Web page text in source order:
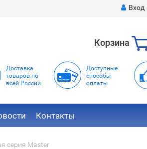
Вход
Корзина
Доставка
товаров по
всей России
Доступные
способы
оплаты
Контакты
серия Master